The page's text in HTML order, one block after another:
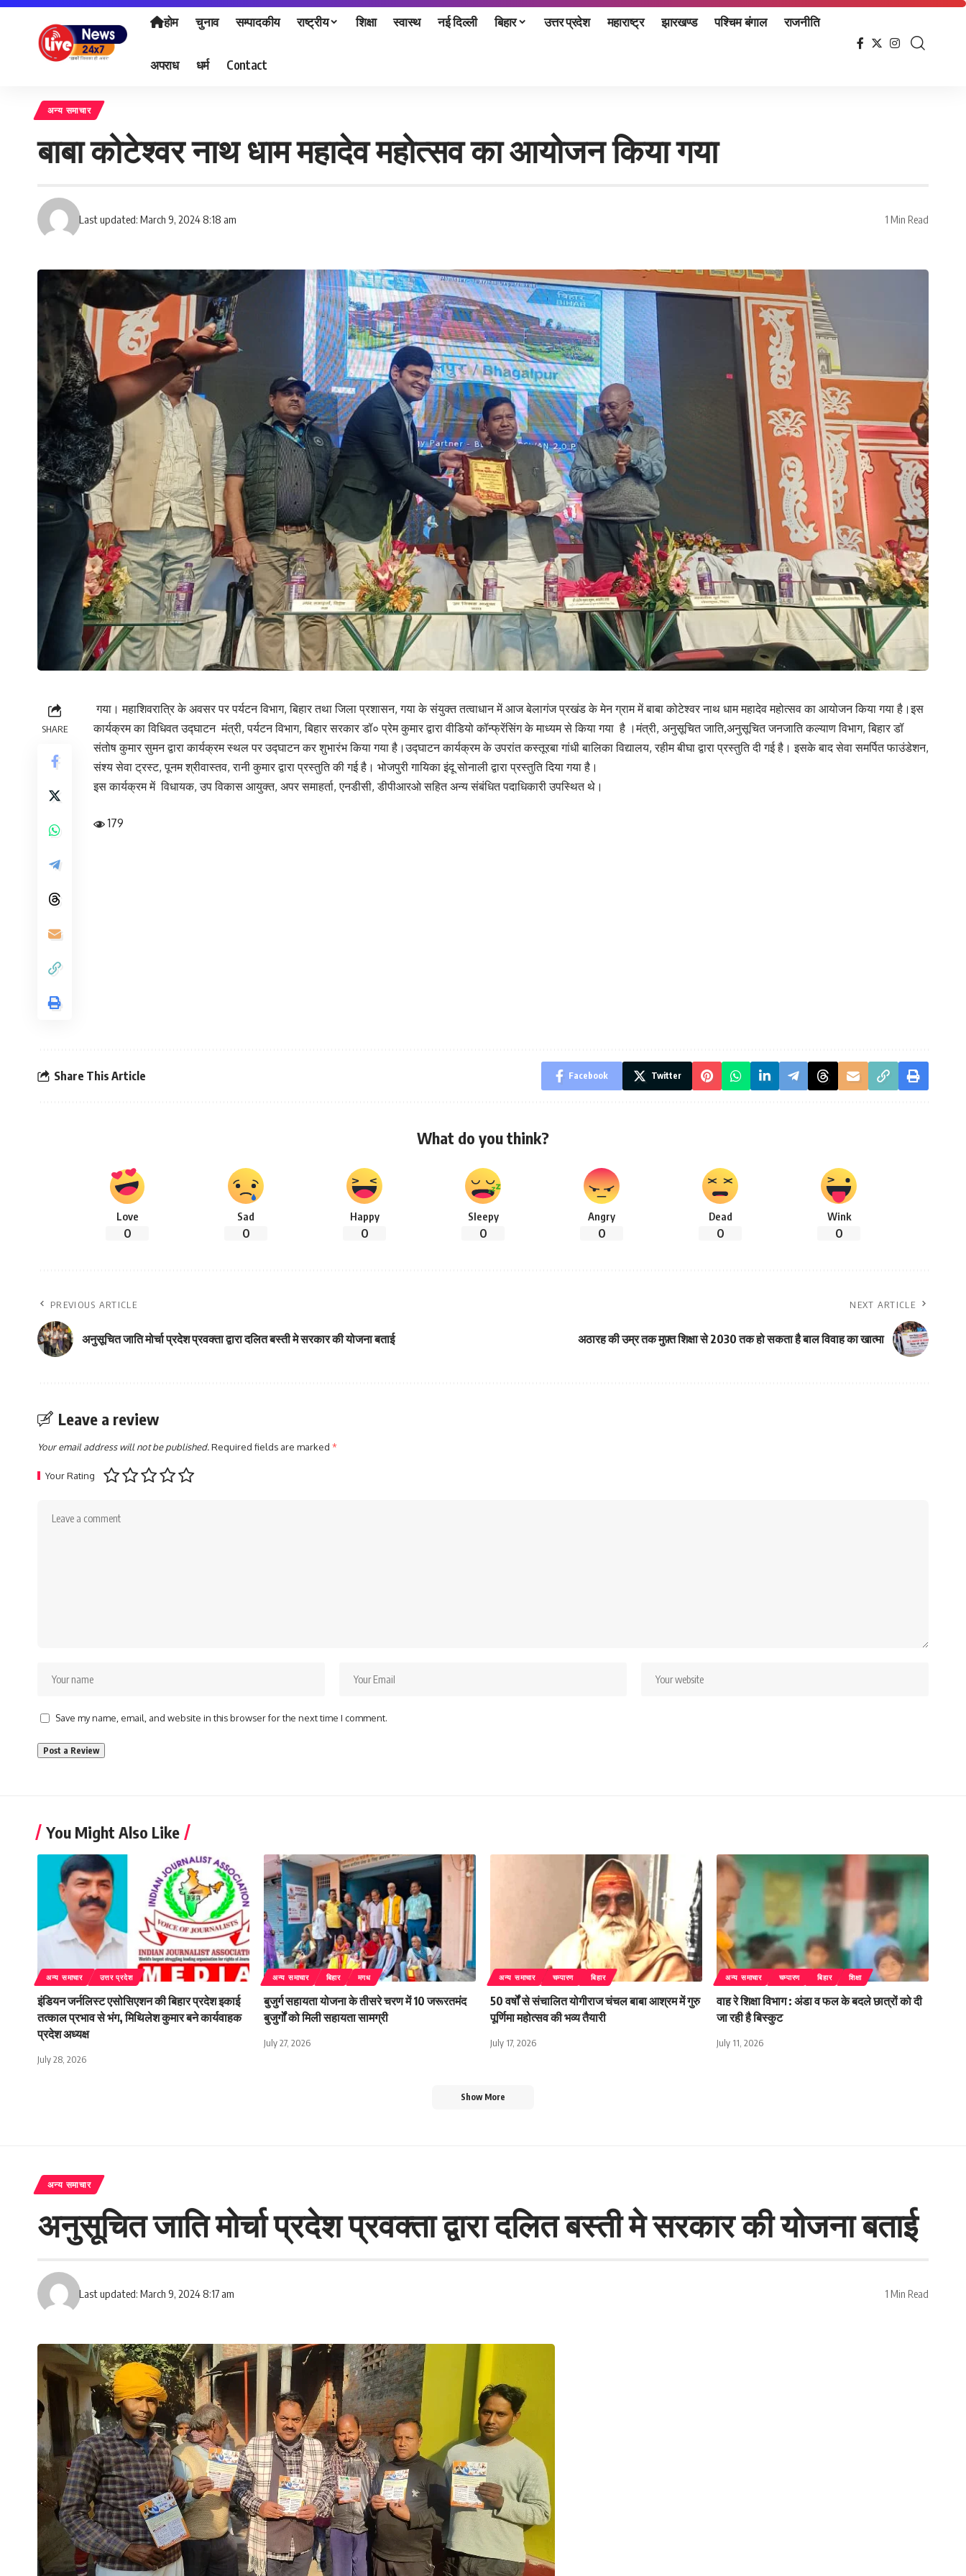
होम चुनाव सम्पादकीय राष्ट्रीय शिक्षा स्वास्थ नई दिल्ली बिहार उत्तर प्रदेश महाराष्ट्र झारखण्ड पश्चिम बंगाल राजनीति
अपराध धर्म Contact
अन्य समाचार
बाबा कोटेश्वर नाथ धाम महादेव महोत्सव का आयोजन किया गया
Last updated: March 9, 2024 8:18 am 1 Min Read
SHARE
गया। महाशिवरात्रि के अवसर पर पर्यटन विभाग, बिहार तथा जिला प्रशासन, गया के संयुक्त तत्वाधान में आज बेलागंज प्रखंड के मेन ग्राम में बाबा कोटेश्वर नाथ धाम महादेव महोत्सव का आयोजन किया गया है।इस
कार्यक्रम का विधिवत उद्घाटन मंत्री, पर्यटन विभाग, बिहार सरकार डॉ० प्रेम कुमार द्वारा वीडियो कॉन्फ्रेंसिंग के माध्यम से किया गया है ।मंत्री, अनुसूचित जाति,अनुसूचित जनजाति कल्याण विभाग, बिहार डॉ
संतोष कुमार सुमन द्वारा कार्यक्रम स्थल पर उद्घाटन कर शुभारंभ किया गया है।उद्घाटन कार्यक्रम के उपरांत कस्तूरबा गांधी बालिका विद्यालय, रहीम बीघा द्वारा प्रस्तुति दी गई है। इसके बाद सेवा समर्पित फाउंडेशन,
संश्य सेवा ट्रस्ट, पूनम श्रीवास्तव, रानी कुमार द्वारा प्रस्तुति की गई है। भोजपुरी गायिका इंदू सोनाली द्वारा प्रस्तुति दिया गया है।
इस कार्यक्रम में विधायक, उप विकास आयुक्त, अपर समाहर्ता, एनडीसी, डीपीआरओ सहित अन्य संबंधित पदाधिकारी उपस्थित थे।
179
Share This Article Facebook Twitter
What do you think?
Love
0
Sad
0
Happy
0
Sleepy
0
Angry
0
Dead
0
Wink
0
PREVIOUS ARTICLE
अनुसूचित जाति मोर्चा प्रदेश प्रवक्ता द्वारा दलित बस्ती मे सरकार की योजना बताई
NEXT ARTICLE
अठारह की उम्र तक मुफ़्त शिक्षा से 2030 तक हो सकता है बाल विवाह का खात्मा
Leave a review
Your email address will not be published.Required fields are marked *
Your Rating
Save my name, email, and website in this browser for the next time I comment.
You Might Also Like
अन्य समाचार उत्तर प्रदेश
इंडियन जर्नलिस्ट एसोसिएशन की बिहार प्रदेश इकाई
तत्काल प्रभाव से भंग, मिथिलेश कुमार बने कार्यवाहक
प्रदेश अध्यक्ष
July 28, 2026
अन्य समाचार बिहार मगध
बुजुर्ग सहायता योजना के तीसरे चरण में 10 जरूरतमंद
बुजुर्गों को मिली सहायता सामग्री
July 27, 2026
अन्य समाचार चम्पारण बिहार
50 वर्षों से संचालित योगीराज चंचल बाबा आश्रम में गुरु
पूर्णिमा महोत्सव की भव्य तैयारी
July 17, 2026
अन्य समाचार चम्पारण बिहार शिक्षा
वाह रे शिक्षा विभाग : अंडा व फल के बदले छात्रों को दी
जा रही है बिस्कुट
July 11, 2026
Show More
अन्य समाचार
अनुसूचित जाति मोर्चा प्रदेश प्रवक्ता द्वारा दलित बस्ती मे सरकार की योजना बताई
Last updated: March 9, 2024 8:17 am 1 Min Read